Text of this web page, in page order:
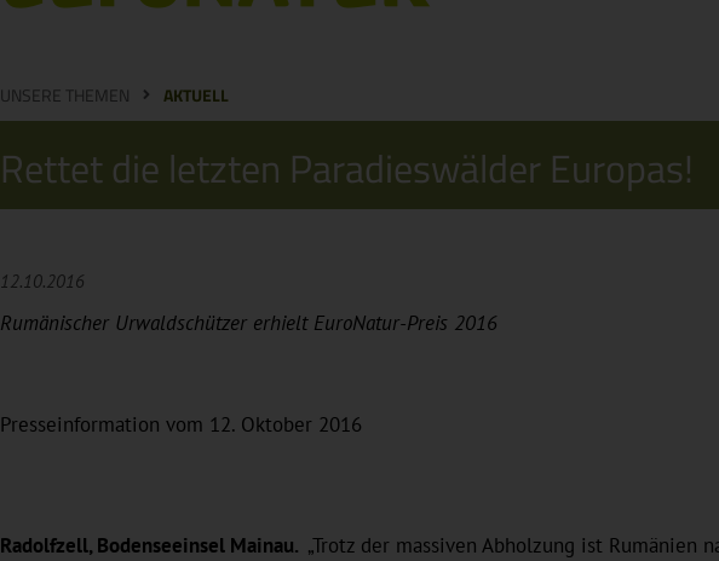
UNSERE THEMEN AKTUELL
Rettet die letzten Paradieswälder Europas!
12.10.2016
Rumänischer Urwaldschützer erhielt EuroNatur-Preis 2016
Presseinformation vom 12. Oktober 2016
Radolfzell, Bodenseeinsel Mainau. „Trotz der massiven Abholzung ist